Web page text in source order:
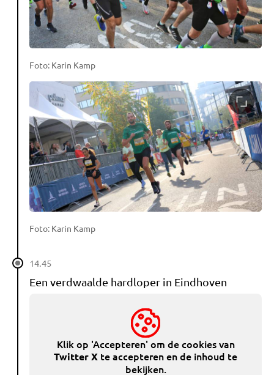
Foto: Karin Kamp
Foto: Karin Kamp
14.45
Een verdwaalde hardloper in Eindhoven
Klik op 'Accepteren' om de cookies van
Twitter X te accepteren en de inhoud te
bekijken.